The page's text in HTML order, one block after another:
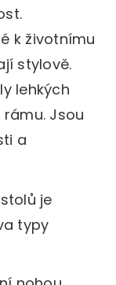
k životnímu
stylově.
lehkých
Jsou
a
je
typy